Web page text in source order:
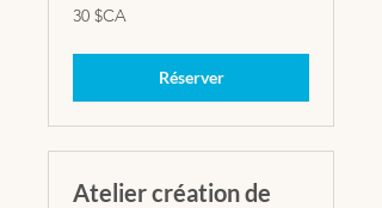
30
dollars
30 $CA
Réserver
Atelier création de